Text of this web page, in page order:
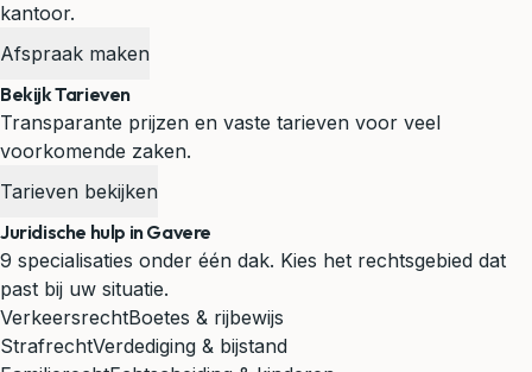
kantoor.
Afspraak maken
Bekijk Tarieven
Transparante prijzen en vaste tarieven voor veel
voorkomende zaken.
Tarieven bekijken
Juridische hulp in Gavere
9 specialisaties onder één dak. Kies het rechtsgebied dat
past bij uw situatie.
VerkeersrechtBoetes & rijbewijs
StrafrechtVerdediging & bijstand